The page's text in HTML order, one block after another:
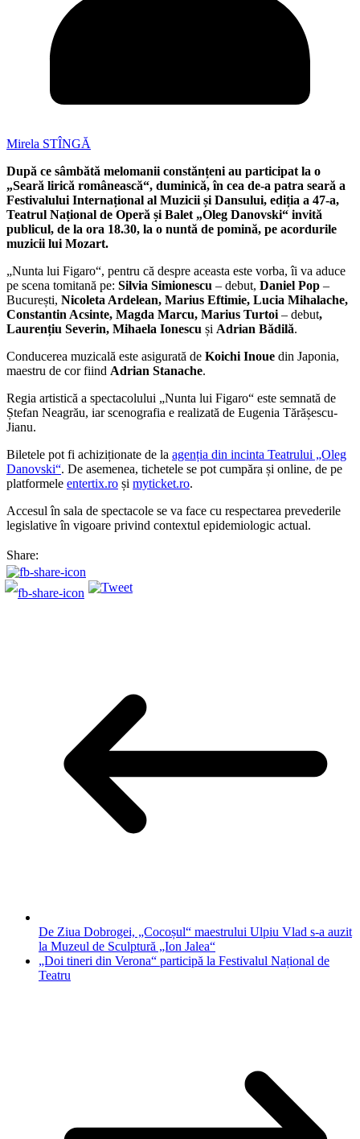
Mirela STÎNGĂ
După ce sâmbătă melomanii constănțeni au participat la o
„Seară lirică românească“, duminică, în cea de-a patra seară a
Festivalului Internațional al Muzicii și Dansului, ediția a 47-a,
Teatrul Național de Operă și Balet „Oleg Danovski“ invită
publicul, de la ora 18.30, la o nuntă de pomină, pe acordurile
muzicii lui Mozart.
„Nunta lui Figaro“, pentru că despre aceasta este vorba, îi va aduce
pe scena tomitană pe: Silvia Simionescu – debut, Daniel Pop –
București, Nicoleta Ardelean, Marius Eftimie, Lucia Mihalache,
Constantin Acsinte, Magda Marcu, Marius Turtoi – debut,
Laurențiu Severin, Mihaela Ionescu și Adrian Bădilă.
Conducerea muzicală este asigurată de Koichi Inoue din Japonia,
maestru de cor fiind Adrian Stanache.
Regia artistică a spectacolului „Nunta lui Figaro“ este semnată de
Ștefan Neagrău, iar scenografia e realizată de Eugenia Tărășescu-
Jianu.
Biletele pot fi achiziționate de la agenția din incinta Teatrului „Oleg
Danovski“. De asemenea, tichetele se pot cumpăra și online, de pe
platformele entertix.ro și myticket.ro.
Accesul în sala de spectacole se va face cu respectarea prevederile
legislative în vigoare privind contextul epidemiologic actual.
Share:
De Ziua Dobrogei, „Cocoșul“ maestrului Ulpiu Vlad s-a auzit
la Muzeul de Sculptură „Ion Jalea“
„Doi tineri din Verona“ participă la Festivalul Național de
Teatru